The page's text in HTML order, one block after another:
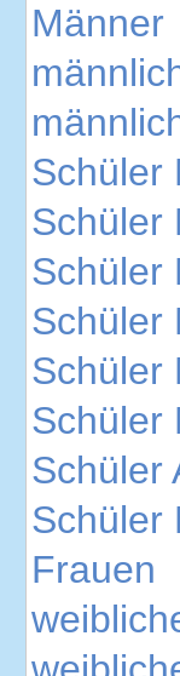
Männer
Schüler
Schüler
Schüler
Schüler
Schüler
Schüler
Schüler
Schüler
Frauen